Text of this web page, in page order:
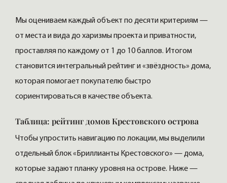
Мы оцениваем каждый объект по десяти критериям —
от места и вида до харизмы проекта и приватности,
проставляя по каждому от 1 до 10 баллов. Итогом
становится интегральный рейтинг и «звёздность» дома,
которая помогает покупателю быстро
сориентироваться в качестве объекта.
Таблица: рейтинг домов Крестовского острова
Чтобы упростить навигацию по локации, мы выделили
отдельный блок «Бриллианты Крестовского» — дома,
которые задают планку уровня на острове. Ниже —